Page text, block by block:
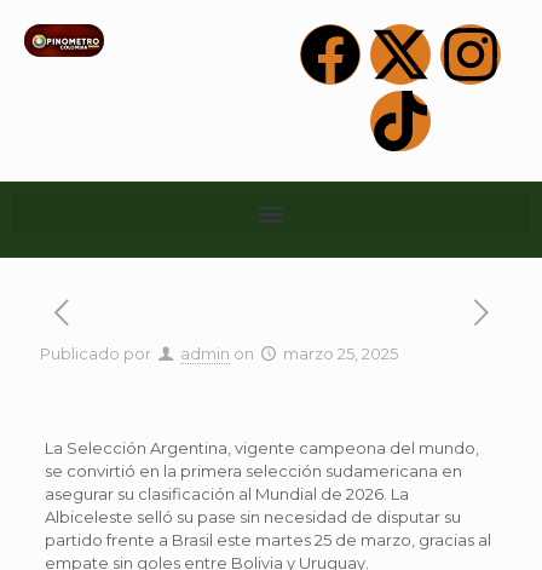
Publicado por admin on marzo 25, 2025
La Selección Argentina, vigente campeona del mundo,
se convirtió en la primera selección sudamericana en
asegurar su clasificación al Mundial de 2026. La
Albiceleste selló su pase sin necesidad de disputar su
partido frente a Brasil este martes 25 de marzo, gracias al
empate sin goles entre Bolivia y Uruguay.